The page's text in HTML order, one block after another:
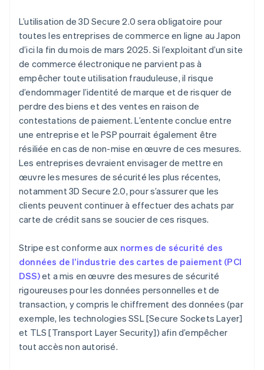
L’utilisation de 3D Secure 2.0 sera obligatoire pour
toutes les entreprises de commerce en ligne au Japon
d’ici la fin du mois de mars 2025. Si l’exploitant d’un site
de commerce électronique ne parvient pas à
empêcher toute utilisation frauduleuse, il risque
d’endommager l’identité de marque et de risquer de
perdre des biens et des ventes en raison de
contestations de paiement. L’entente conclue entre
une entreprise et le PSP pourrait également être
résiliée en cas de non-mise en œuvre de ces mesures.
Les entreprises devraient envisager de mettre en
œuvre les mesures de sécurité les plus récentes,
notamment 3D Secure 2.0, pour s’assurer que les
clients peuvent continuer à effectuer des achats par
carte de crédit sans se soucier de ces risques.
Stripe est conforme aux normes de sécurité des
données de l’industrie des cartes de paiement (PCI
DSS)et a mis en œuvre des mesures de sécurité
rigoureuses pour les données personnelles et de
transaction, y compris le chiffrement des données (par
exemple, les technologies SSL [Secure Sockets Layer]
et TLS [Transport Layer Security]) afin d’empêcher
tout accès non autorisé.